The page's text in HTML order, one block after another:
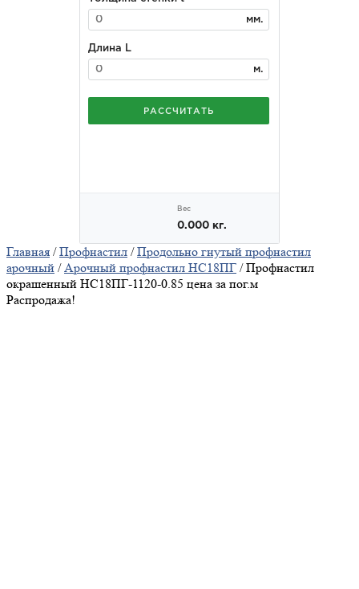
Главная /Профнастил /Продольно гнутый профнастил
арочный /Арочный профнастил НС18ПГ / Профнастил
окрашенный НС18ПГ-1120-0.85 цена за пог.м
Распродажа!